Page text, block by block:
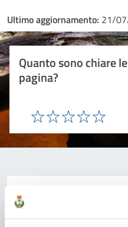
Ultimo aggiornamento: 21/
Quanto sono chiare
pagina?
Valuta
Valuta 4
Valuta 3 stelle
Valuta 2 stelle su 5
Valuta 1 stelle su 5
Contatta il comune